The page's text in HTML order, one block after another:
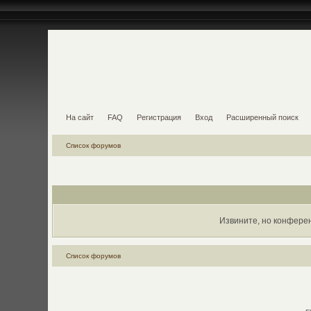
На сайт FAQ Регистрация Вход Расширенный поиск
Список форумов
Извините, но
Список форумов